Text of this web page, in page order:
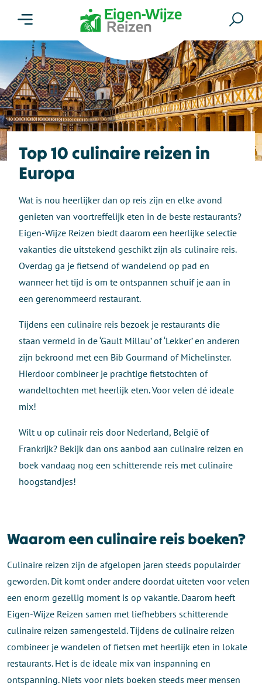
Top 10 culinaire reizen in
Europa
Wat is nou heerlijker dan op reis zijn en elke avond
genieten van voortreffelijk eten in de beste restaurants?
Eigen-Wijze Reizen biedt daarom een heerlijke selectie
vakanties die uitstekend geschikt zijn als culinaire reis.
Overdag ga je fietsend of wandelend op pad en
wanneer het tijd is om te ontspannen schuif je aan in
een gerenommeerd restaurant.
Tijdens een culinaire reis bezoek je restaurants die
staan vermeld in de ‘Gault Millau’ of ‘Lekker’ en anderen
zijn bekroond met een Bib Gourmand of Michelinster.
Hierdoor combineer je prachtige fietstochten of
wandeltochten met heerlijk eten. Voor velen dé ideale
mix!
Wilt u op culinair reis door Nederland, België of
Frankrijk? Bekijk dan ons aanbod aan culinaire reizen en
boek vandaag nog een schitterende reis met culinaire
hoogstandjes!
Waarom een culinaire reis boeken?
Culinaire reizen zijn de afgelopen jaren steeds populairder
geworden. Dit komt onder andere doordat uiteten voor velen
een enorm gezellig moment is op vakantie. Daarom heeft
Eigen-Wijze Reizen samen met liefhebbers schitterende
culinaire reizen samengesteld. Tijdens de culinaire reizen
combineer je wandelen of fietsen met heerlijk eten in lokale
restaurants. Het is de ideale mix van inspanning en
ontspanning. Niets voor niets boeken steeds meer mensen